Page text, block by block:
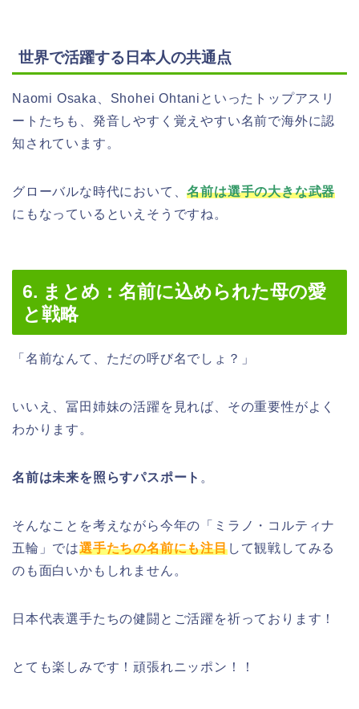
世界で活躍する日本人の共通点
Naomi Osaka、Shohei Ohtaniといったトップアスリ
ートたちも、発音しやすく覚えやすい名前で海外に認
知されています。
グローバルな時代において、名前は選手の大きな武器
にもなっているといえそうですね。
6. まとめ：名前に込められた母の愛
と戦略
「名前なんて、ただの呼び名でしょ？」
いいえ、冨田姉妹の活躍を見れば、その重要性がよく
わかります。
名前は未来を照らすパスポート 。
そんなことを考えながら今年の「ミラノ・コルティナ
五輪」では選手たちの名前にも注目して観戦してみる
のも面白いかもしれません。
日本代表選手たちの健闘とご活躍を祈っております！
とても楽しみです！頑張れニッポン！！